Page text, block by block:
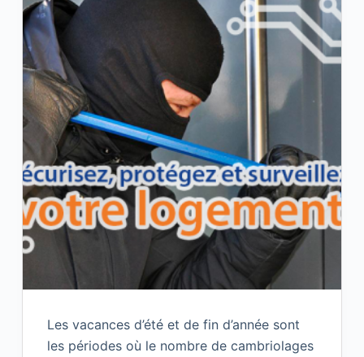
Les vacances d’été et de fin d’année sont
les périodes où le nombre de cambriolages